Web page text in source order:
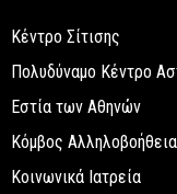
Κέντρο Σίτισης
Πολυδύναμο Κέντρο
Εστία των Αθηνών
Κόμβος
Κοινωνικά Ιατρεία